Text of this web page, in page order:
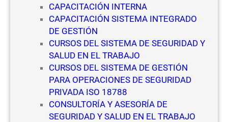
CAPACITACIÓN INTERNA
CAPACITACIÓN SISTEMA INTEGRADO
DE GESTIÓN
CURSOS DEL SISTEMA DE SEGURIDAD Y
SALUD EN EL TRABAJO
CURSOS DEL SISTEMA DE GESTIÓN
PARA OPERACIONES DE SEGURIDAD
PRIVADA ISO 18788
CONSULTORÍA Y ASESORÍA DE
SEGURIDAD Y SALUD EN EL TRABAJO